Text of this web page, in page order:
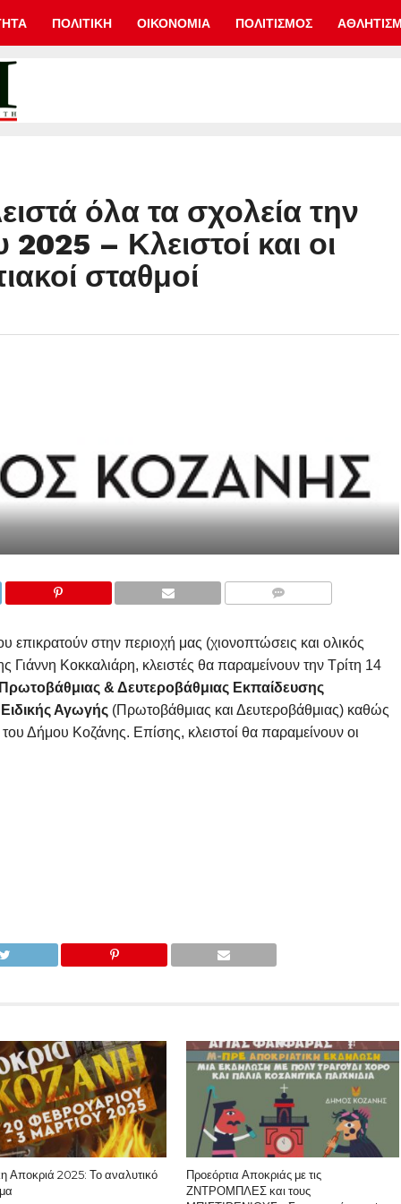
ΠΟΛΙΤΙΚΗ ΟΙΚΟΝΟΜΙΑ ΠΟΛΙΤΙΣΜΟΣ
όλα τα σχολεία την
2025 – Κλειστοί και οι
σταθμοί
στην περιοχή μας (χιονοπτώσεις και ολικός
Κοκκαλιάρη, κλειστές θα παραμείνουν την Τρίτη 14
& Δευτεροβάθμιας Εκπαίδευσης
Ειδικής Αγωγής(Πρωτοβάθμιας και Δευτεροβάθμιας) καθώς
Δήμου Κοζάνης. Επίσης, κλειστοί θα παραμείνουν οι
Αποκριά 2025: Το αναλυτικό
Προεόρτια Αποκριάς με τις
ΖΝΤΡΟΜΠΛΕΣ και τους